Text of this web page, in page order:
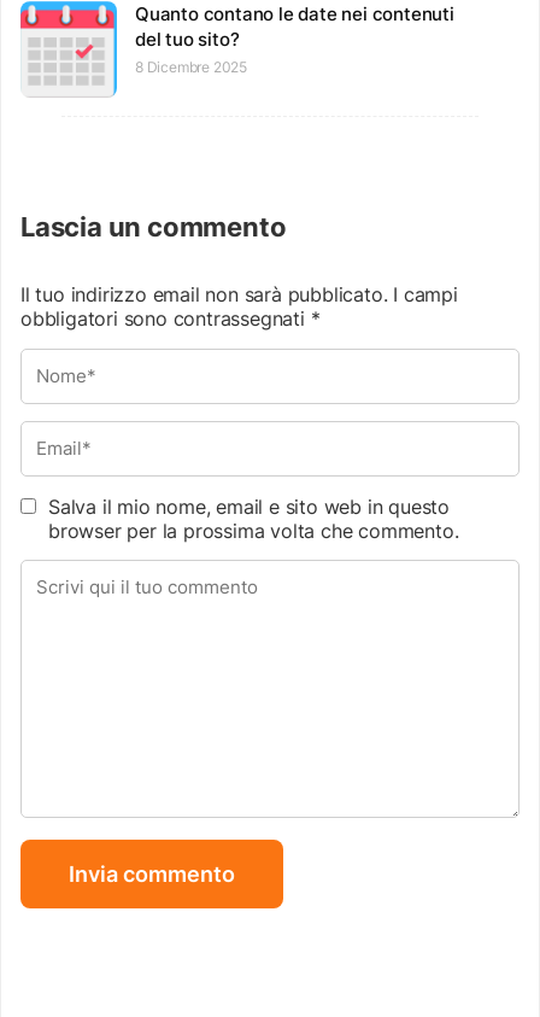
Quanto contano le date nei contenuti
del tuo sito?
8 Dicembre 2025
Lascia un commento
Il tuo indirizzo email non sarà pubblicato. I campi
obbligatori sono contrassegnati *
Salva il mio nome, email e sito web in questo
browser per la prossima volta che commento.